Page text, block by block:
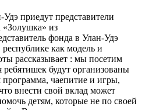
приедут представители
«Золушка» из
фонда в Улан-Удэ
как модель и
рассказывает : мы посетим
ребятишек будут организованы
программа, чаепитие и игры,
внести свой вклад может
детям, которые не по своей